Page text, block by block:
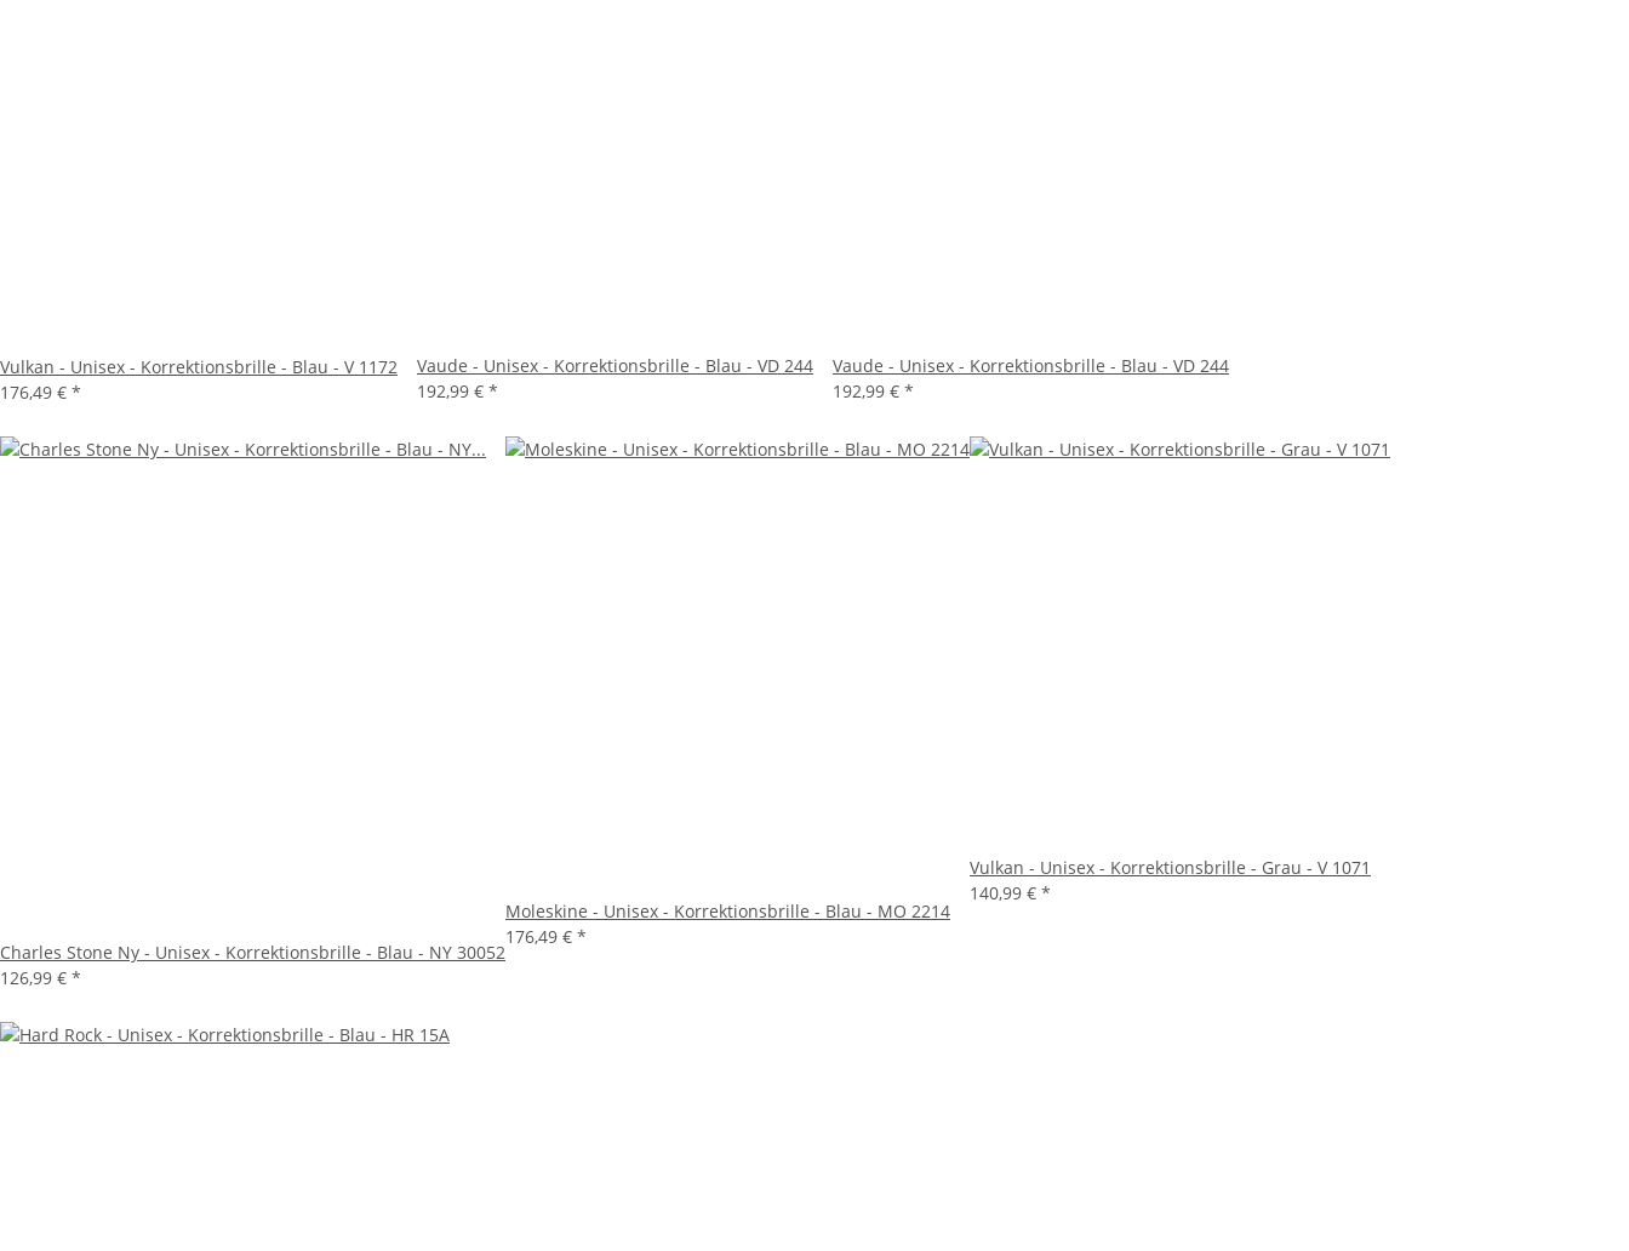
Vulkan - Unisex - Korrektionsbrille - Blau - V 1172
176,49 € *
Vaude - Unisex - Korrektionsbrille - Blau - VD 244
192,99 € *
Vaude - Unisex - Korrektionsbrille - Blau - VD 244
192,99 € *
Charles Stone Ny - Unisex - Korrektionsbrille - Blau - NY 30052
126,99 € *
Moleskine - Unisex - Korrektionsbrille - Blau - MO 2214
176,49 € *
Vulkan - Unisex - Korrektionsbrille - Grau - V 1071
140,99 € *